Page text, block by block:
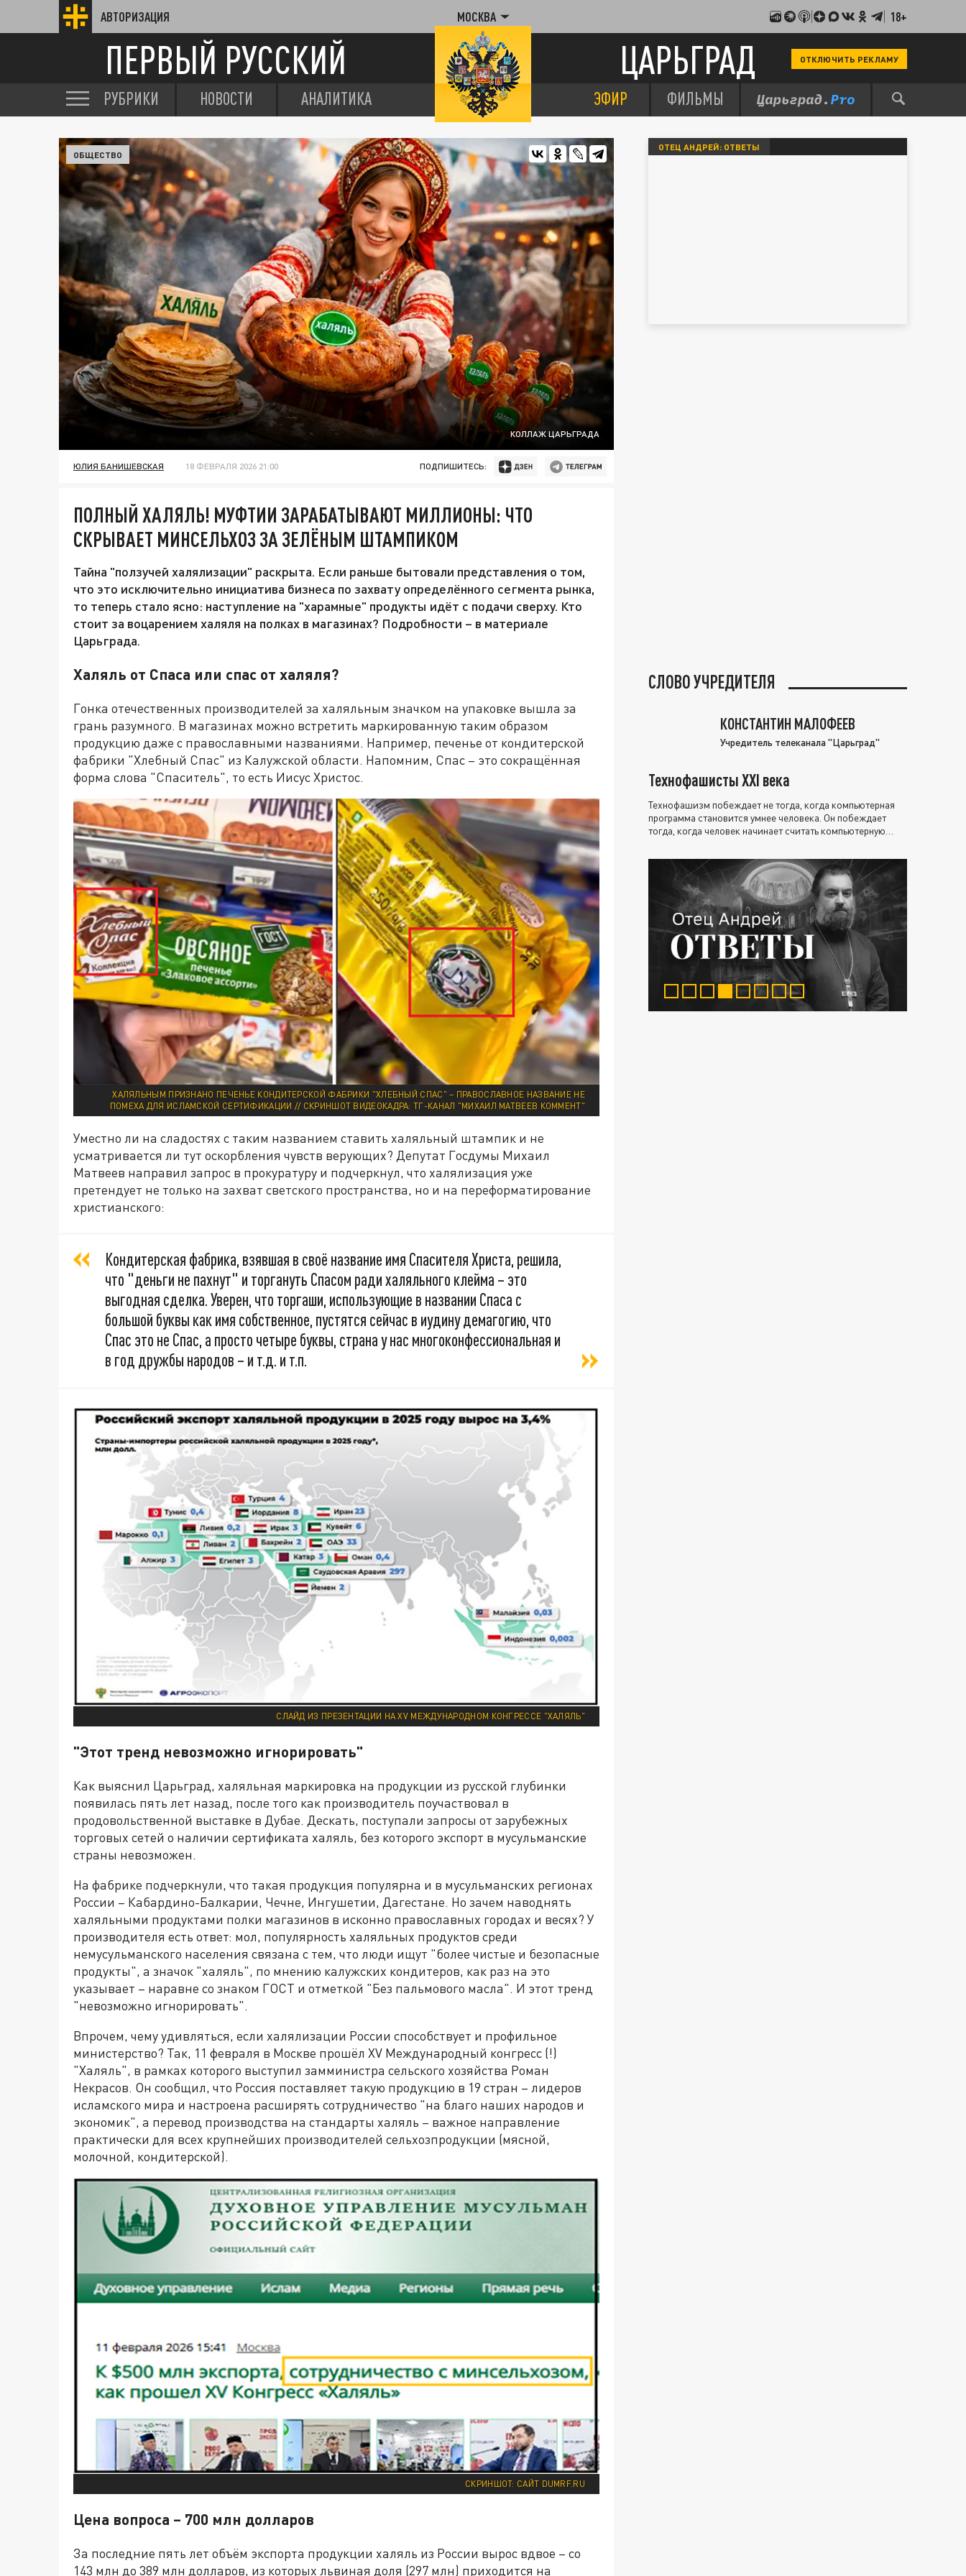
АВТОРИЗАЦИЯ МОСКВА 18+
ПЕРВЫЙ РУССКИЙ ЦАРЬГРАД ОТКЛЮЧИТЬ РЕКЛАМУ
РУБРИКИ НОВОСТИ АНАЛИТИКА ЭФИР ФИЛЬМЫ
КОЛЛАЖ ЦАРЬГРАДА
ОБЩЕСТВО
ЮЛИЯ БАНИШЕВСКАЯ 18 ФЕВРАЛЯ 2026 21:00 ПОДПИШИТЕСЬ:
ПОЛНЫЙ ХАЛЯЛЬ! МУФТИИ ЗАРАБАТЫВАЮТ МИЛЛИОНЫ: ЧТО
СКРЫВАЕТ МИНСЕЛЬХОЗ ЗА ЗЕЛЁНЫМ ШТАМПИКОМ
Тайна "ползучей халялизации" раскрыта. Если раньше бытовали представления о том,
что это исключительно инициатива бизнеса по захвату определённого сегмента рынка,
то теперь стало ясно: наступление на "харамные" продукты идёт с подачи сверху. Кто
стоит за воцарением халяля на полках в магазинах? Подробности – в материале
Царьграда.
Халяль от Спаса или спас от халяля?
Гонка отечественных производителей за халяльным значком на упаковке вышла за
грань разумного. В магазинах можно встретить маркированную таким образом
продукцию даже с православными названиями. Например, печенье от кондитерской
фабрики "Хлебный Спас" из Калужской области. Напомним, Спас – это сокращённая
форма слова "Спаситель", то есть Иисус Христос.
ХАЛЯЛЬНЫМ ПРИЗНАНО ПЕЧЕНЬЕ КОНДИТЕРСКОЙ ФАБРИКИ "ХЛЕБНЫЙ СПАС" – ПРАВОСЛАВНОЕ НАЗВАНИЕ НЕ
ПОМЕХА ДЛЯ ИСЛАМСКОЙ СЕРТИФИКАЦИИ // СКРИНШОТ ВИДЕОКАДРА: ТГ-КАНАЛ "МИХАИЛ МАТВЕЕВ КОММЕНТ"
Уместно ли на сладостях с таким названием ставить халяльный штампик и не
усматривается ли тут оскорбления чувств верующих? Депутат Госдумы Михаил
Матвеев направил запрос в прокуратуру и подчеркнул, что халялизация уже
претендует не только на захват светского пространства, но и на переформатирование
христианского:
Кондитерская фабрика, взявшая в своё название имя Спасителя Христа, решила,
что "деньги не пахнут" и торгануть Спасом ради халяльного клейма – это
выгодная сделка. Уверен, что торгаши, использующие в названии Спаса с
большой буквы как имя собственное, пустятся сейчас в иудину демагогию, что
Спас это не Спас, а просто четыре буквы, страна у нас многоконфессиональная и
в год дружбы народов – и т.д. и т.п.
СЛАЙД ИЗ ПРЕЗЕНТАЦИИ НА XV МЕЖДУНАРОДНОМ КОНГРЕССЕ "ХАЛЯЛЬ"
"Этот тренд невозможно игнорировать"
Как выяснил Царьград, халяльная маркировка на продукции из русской глубинки
появилась пять лет назад, после того как производитель поучаствовал в
продовольственной выставке в Дубае. Дескать, поступали запросы от зарубежных
торговых сетей о наличии сертификата халяль, без которого экспорт в мусульманские
страны невозможен.
На фабрике подчеркнули, что такая продукция популярна и в мусульманских регионах
России – Кабардино-Балкарии, Чечне, Ингушетии, Дагестане. Но зачем наводнять
халяльными продуктами полки магазинов в исконно православных городах и весях? У
производителя есть ответ: мол, популярность халяльных продуктов среди
немусульманского населения связана с тем, что люди ищут "более чистые и безопасные
продукты", а значок "халяль", по мнению калужских кондитеров, как раз на это
указывает – наравне со знаком ГОСТ и отметкой "Без пальмового масла". И этот тренд
"невозможно игнорировать".
Впрочем, чему удивляться, если халялизации России способствует и профильное
министерство? Так, 11 февраля в Москве прошёл XV Международный конгресс (!)
"Халяль", в рамках которого выступил замминистра сельского хозяйства Роман
Некрасов. Он сообщил, что Россия поставляет такую продукцию в 19 стран – лидеров
исламского мира и настроена расширять сотрудничество "на благо наших народов и
экономик", а перевод производства на стандарты халяль – важное направление
практически для всех крупнейших производителей сельхозпродукции (мясной,
молочной, кондитерской).
СКРИНШОТ: САЙТ DUMRF.RU
Цена вопроса – 700 млн долларов
За последние пять лет объём экспорта продукции халяль из России вырос вдвое – со
143 млн до 389 млн долларов, из которых львиная доля (297 млн) приходится на
ОТЕЦ АНДРЕЙ: ОТВЕТЫ
СЛОВО УЧРЕДИТЕЛЯ
КОНСТАНТИН МАЛОФЕЕВ
Учредитель телеканала "Царьград"
Технофашисты XXI века
Технофашизм побеждает не тогда, когда компьютерная
программа становится умнее человека. Он побеждает
тогда, когда человек начинает считать компьютерную